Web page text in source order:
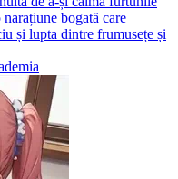
bogată care
și lupta dintre frumusețe și